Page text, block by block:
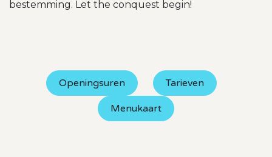
bestemming. Let the conquest begin!​
Openingsuren Tarieven
Menukaart